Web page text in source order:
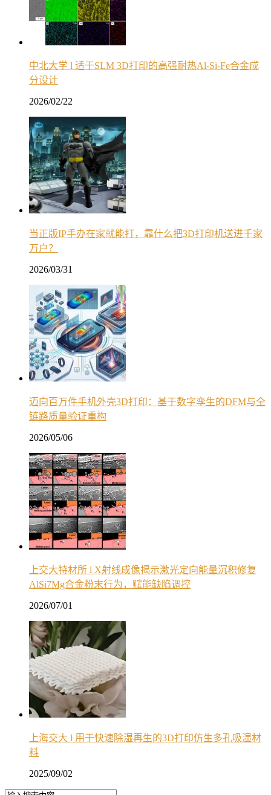
中北大学 l 适于SLM 3D打印的高强耐热Al-Si-Fe合金成
分设计
2026/02/22
当正版IP手办在家就能打，靠什么把3D打印机送进千家
万户？
2026/03/31
迈向百万件手机外壳3D打印：基于数字孪生的DFM与全
链路质量验证重构
2026/05/06
上交大特材所 l X射线成像揭示激光定向能量沉积修复
AlSi7Mg合金粉末行为，赋能缺陷调控
2026/07/01
上海交大 l 用于快速除湿再生的3D打印仿生多孔吸湿材
料
2025/09/02